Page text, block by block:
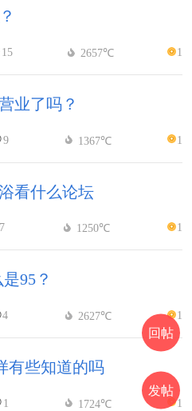
15 2657℃ 1
业了吗？
9 1367℃ 1
看什么论坛
7 1250℃ 1
95？
4 2627℃ 1
有些知道的吗
1 1724℃ 1
回帖
发帖